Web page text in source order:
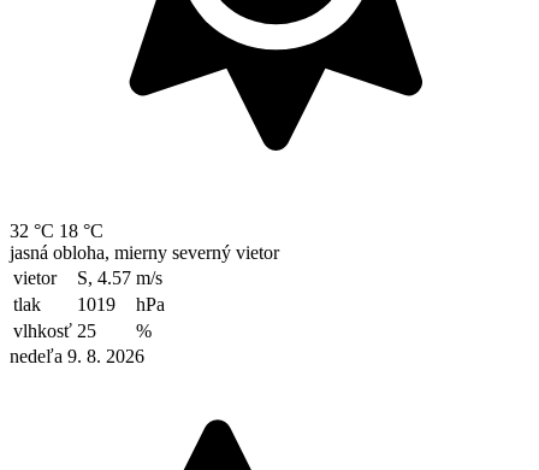
32 °C 18 °C
jasná obloha, mierny severný vietor
vietor
S, 4.57 m/s
tlak
1019
hPa
vlhkosť 25
%
nedeľa 9. 8. 2026